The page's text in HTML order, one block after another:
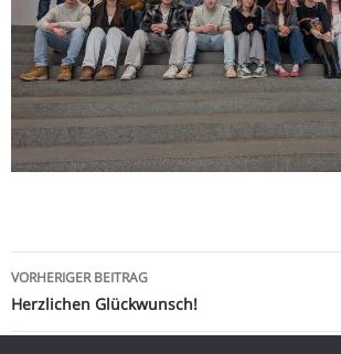
Beitragsnavigation
VORHERIGER BEITRAG
Herzlichen Glückwunsch!